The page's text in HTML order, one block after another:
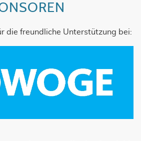
die freundliche Unterstützung bei: